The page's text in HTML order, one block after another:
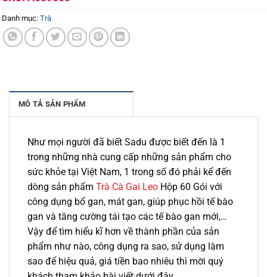
Danh mục: Trà
MÔ TẢ SẢN PHẨM
Như mọi người đã biết Sadu được biết đến là 1
trong những nhà cung cấp những sản phẩm cho
sức khỏe tại Việt Nam, 1 trong số đó phải kể đến
dòng sản phẩm Trà Cà Gai Leo Hộp 60 Gói với
công dụng bổ gan, mát gan, giúp phục hồi tế bào
gan và tăng cường tái tạo các tế bào gan mới,…
Vậy để tìm hiểu kĩ hơn về thành phần của sản
phẩm như nào, công dụng ra sao, sử dụng làm
sao để hiệu quả, giá tiền bao nhiêu thì mời quý